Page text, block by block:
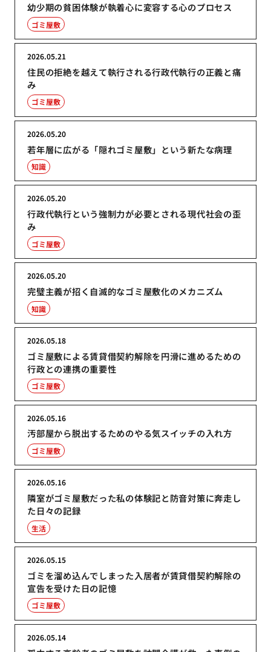
幼少期の貧困体験が執着心に変容する心のプロセス
ゴミ屋敷
住民の拒絶を越えて執行される行政代執行の正義と痛
み
2026.05.21
ゴミ屋敷
若年層に広がる「隠れゴミ屋敷」という新たな病理
2026.05.20
知識
行政代執行という強制力が必要とされる現代社会の歪
み
2026.05.20
ゴミ屋敷
完璧主義が招く自滅的なゴミ屋敷化のメカニズム
2026.05.20
知識
ゴミ屋敷による賃貸借契約解除を円滑に進めるための
行政との連携の重要性
2026.05.18
ゴミ屋敷
汚部屋から脱出するためのやる気スイッチの入れ方
2026.05.16
ゴミ屋敷
隣室がゴミ屋敷だった私の体験記と防音対策に奔走し
た日々の記録
2026.05.16
生活
ゴミを溜め込んでしまった入居者が賃貸借契約解除の
宣告を受けた日の記憶
2026.05.15
ゴミ屋敷
2026.05.14